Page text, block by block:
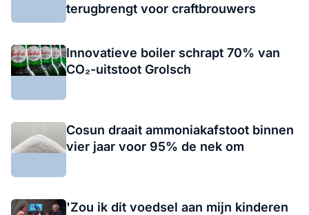
terugbrengt voor craftbrouwers
Innovatieve boiler schrapt 70% van
CO₂-uitstoot Grolsch
Cosun draait ammoniakafstoot binnen
vier jaar voor 95% de nek om
'Zou ik dit voedsel aan mijn kinderen